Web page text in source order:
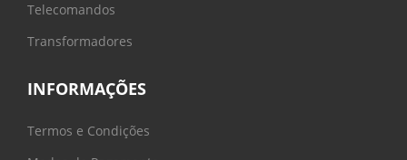
Telecomandos
Transformadores
INFORMAÇÕES
Termos e Condições